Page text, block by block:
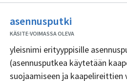
asennusputki
KÄSITE·VOIMASSA OLEVA
yleisnimi erityyppisille
(asennusputkea käytetään
suojaamiseen ja kaapelireittien